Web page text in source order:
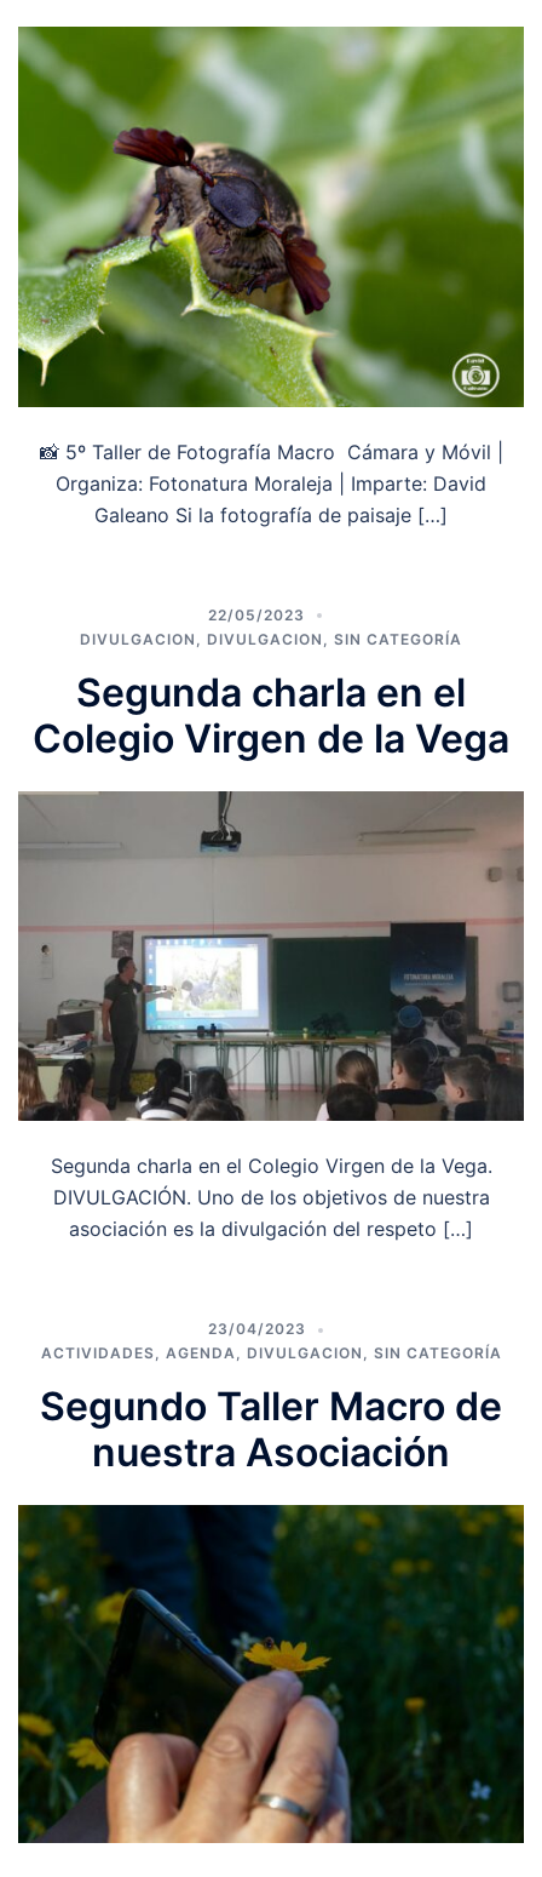
📸 5º Taller de Fotografía Macro Cámara y Móvil |
Organiza: Fotonatura Moraleja | Imparte: David
Galeano Si la fotografía de paisaje […]
22/05/2023
DIVULGACION
DIVULGACION SIN CATEGORÍA
Segunda charla en el
Colegio Virgen de la Vega
Segunda charla en el Colegio Virgen de la Vega.
DIVULGACIÓN. Uno de los objetivos de nuestra
asociación es la divulgación del respeto […]
23/04/2023
ACTIVIDADES, AGENDA, DIVULGACION , SIN CATEGORÍA
Segundo Taller Macro de
nuestra Asociación